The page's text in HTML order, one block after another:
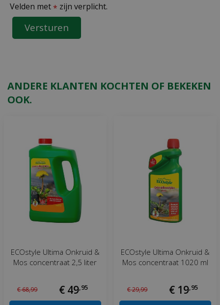
Velden met * zijn verplicht.
ANDERE KLANTEN KOCHTEN OF BEKEKEN
OOK.
ECOstyle Ultima Onkruid &
Mos concentraat 2,5 liter
€68,99 € 49,95
ECOstyle Ultima Onkruid &
Mos concentraat 1020 ml
€29,99 € 19,95